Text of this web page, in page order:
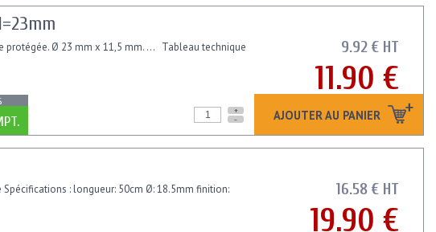
9.92 € HT
11.90 €
AJOUTER AU PANIER
protégée. Ø 23 mm x 11,5 mm. ... Tableau technique
+
-
16.58 € HT
19.90 €
: longueur: 50cm Ø: 18.5mm finition: